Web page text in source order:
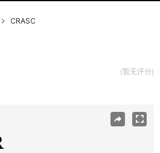
CRASC
(暂无评分)